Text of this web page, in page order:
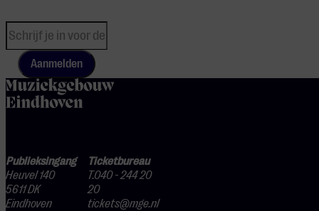
Aanmelden
Publieksingang
Heuvel 140
5611 DK
Eindhoven
Ticketbureau
T.040 - 244 20
20
tickets@mge.nl